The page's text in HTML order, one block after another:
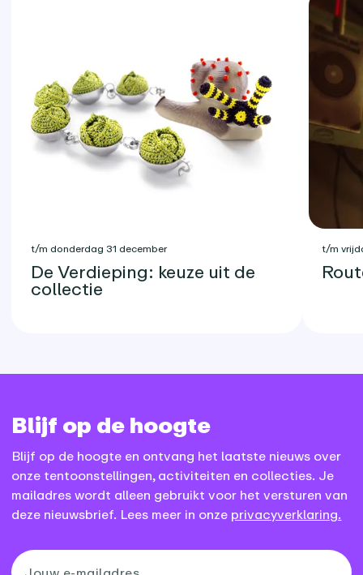
t/m donderdag 31 december
De Verdieping: keuze uit de
collectie
t/m
Blijf op de hoogte
Blijf op de hoogte en ontvang het laatste nieuws over
onze tentoonstellingen, activiteiten en collecties. Je
mailadres wordt alleen gebruikt voor het versturen van
deze nieuwsbrief. Lees meer in onze privacyverklaring.